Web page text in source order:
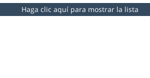
Haga clic aquí para mostrar la lista